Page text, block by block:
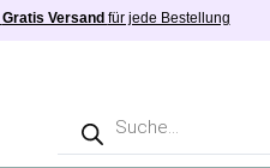
Gratis Versand für jede Bestellung